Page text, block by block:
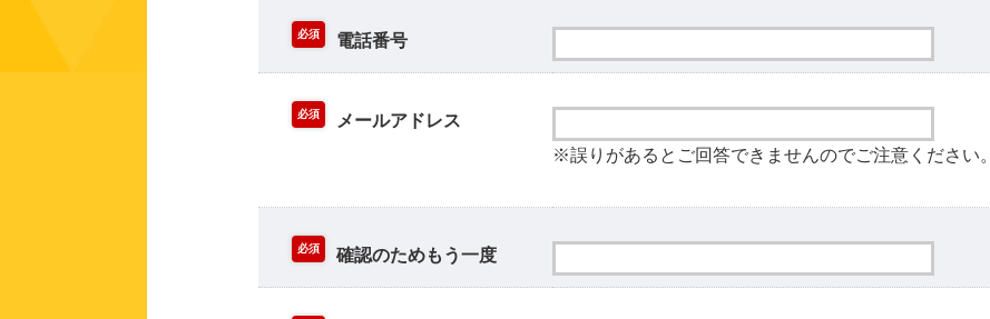
必須 電話番号
必須
メールアドレス
※誤りがあるとご回答できませんのでご注意ください。
必須 確認のためもう一度